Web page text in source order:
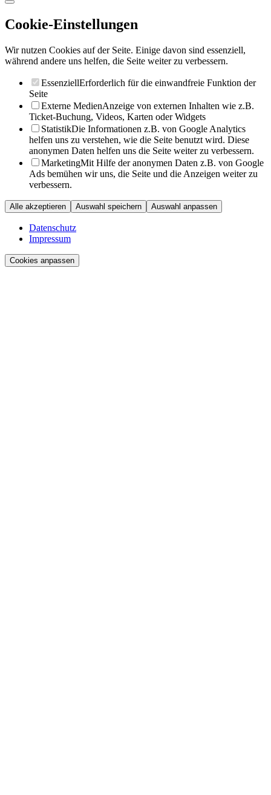
Cookie-Einstellungen
Wir nutzen Cookies auf der Seite. Einige davon sind essenziell,
während andere uns helfen, die Seite weiter zu verbessern.
EssenziellErforderlich für die einwandfreie Funktion der
Seite
Externe MedienAnzeige von externen Inhalten wie z.B.
Ticket-Buchung, Videos, Karten oder Widgets
StatistikDie Informationen z.B. von Google Analytics
helfen uns zu verstehen, wie die Seite benutzt wird. Diese
anonymen Daten helfen uns die Seite weiter zu verbessern.
MarketingMit Hilfe der anonymen Daten z.B. von Google
Ads bemühen wir uns, die Seite und die Anzeigen weiter zu
verbessern.
Alle akzeptieren Auswahl speichern Auswahl anpassen
Datenschutz
Impressum
Cookies anpassen